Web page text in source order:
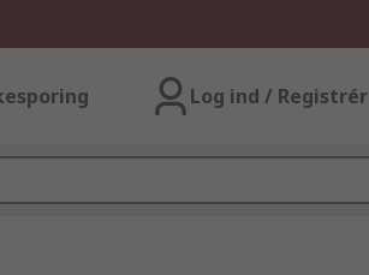
Log ind / Registrér